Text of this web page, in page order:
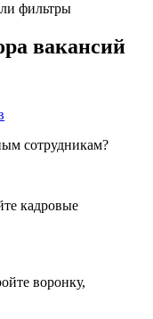
фильтры
вакансий
сотрудникам?
кадровые
воронку,